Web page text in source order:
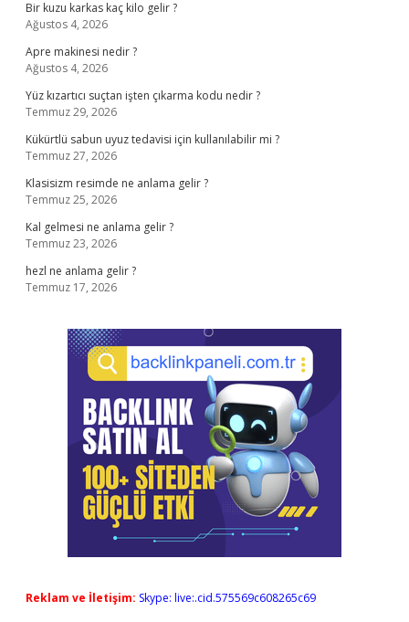
Bir kuzu karkas kaç kilo gelir ?
Ağustos 4, 2026
Apre makinesi nedir ?
Ağustos 4, 2026
Yüz kızartıcı suçtan işten çıkarma kodu nedir ?
Temmuz 29, 2026
Kükürtlü sabun uyuz tedavisi için kullanılabilir mi ?
Temmuz 27, 2026
Klasisizm resimde ne anlama gelir ?
Temmuz 25, 2026
Kal gelmesi ne anlama gelir ?
Temmuz 23, 2026
hezl ne anlama gelir ?
Temmuz 17, 2026
Reklam ve İletişim: Skype: live:.cid.575569c608265c69